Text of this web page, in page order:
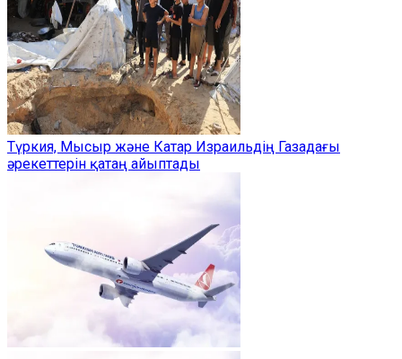
Түркия, Мысыр және Катар Израильдің Газадағы
әрекеттерін қатаң айыптады